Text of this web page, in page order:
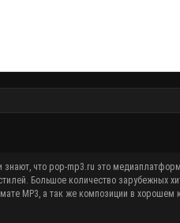
Большое количество зарубежных
MP3, а так же композиции в хорошем